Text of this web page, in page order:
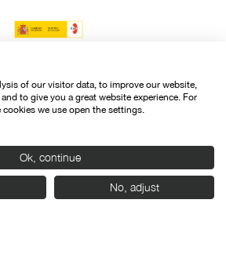
of our visitor data, to improve our website,
to give you a great website experience. For
we use open the settings.
Ok, continue
No, adjust